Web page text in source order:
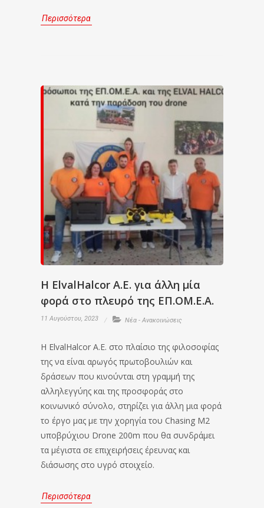
Περισσότερα
Η ElvalHalcor A.E. για άλλη μία
φορά στο πλευρό της ΕΠ.ΟΜ.Ε.Α.
11 Αυγούστου, 2023 Νέα - Ανακοινώσεις
Η ElvalHalcor A.E. στο πλαίσιο της φιλοσοφίας
της να είναι αρωγός πρωτοβουλιών και
δράσεων που κινούνται στη γραμμή της
αλληλεγγύης και της προσφοράς στο
κοινωνικό σύνολο, στηρίζει για άλλη μια φορά
το έργο μας με την χορηγία του Chasing M2
υποβρύχιου Drone 200m που θα συνδράμει
τα μέγιστα σε επιχειρήσεις έρευνας και
διάσωσης στο υγρό στοιχείο.
Περισσότερα